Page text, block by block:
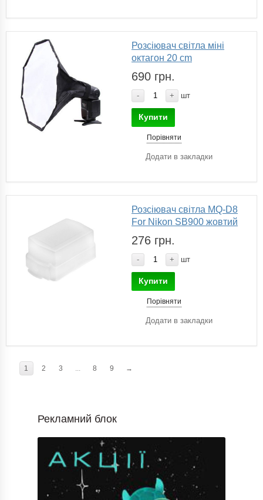
Розсіювач світла міні
октагон 20 сm
690 грн.
- + шт
Купити
Порівняти
Додати в закладки
Розсіювач світла MQ-D8
For Nikon SB900 жовтий
276 грн.
- + шт
Купити
Порівняти
Додати в закладки
1 2 3 8 9 →
Рекламний блок